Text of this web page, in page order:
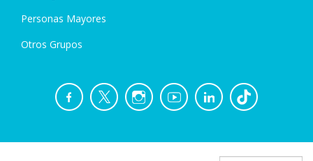
Personas Mayores
Otros Grupos